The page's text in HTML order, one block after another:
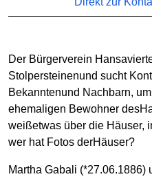
Der Bürgerverein
Stolpersteinenund sucht
Bekanntenund Nachbarn,
ehemaligen Bewohner
weißetwas über die Häuser,
wer hat Fotos derHäuser?
Martha Gabali (*27.06.1886)